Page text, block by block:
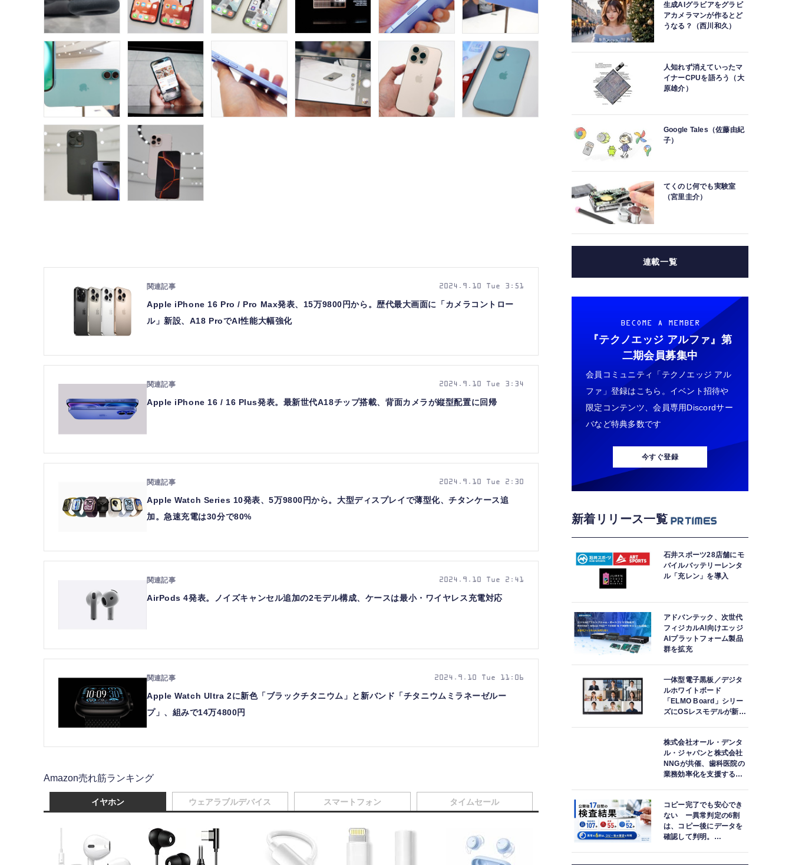
Apple iPhone 16 Pro / Pro Max発表、15万9800円から。歴代最大画面に「カメラコントロー
ル」新設、A18 ProでAI性能大幅強化
2024.9.10 Tue 3:51
Apple iPhone 16 / 16 Plus発表。最新世代A18チップ搭載、背面カメラが縦型配置に回帰
2024.9.10 Tue 3:34
Apple Watch Series 10発表、5万9800円から。大型ディスプレイで薄型化、チタンケース追
加。急速充電は30分で80%
2024.9.10 Tue 2:30
AirPods 4発表。ノイズキャンセル追加の2モデル構成、ケースは最小・ワイヤレス充電対応
2024.9.10 Tue 2:41
Apple Watch Ultra 2に新色「ブラックチタニウム」と新バンド「チタニウムミラネーゼルー
プ」、組みで14万4800円
2024.9.10 Tue 11:06
Amazon売れ筋ランキング
イヤホン ウェアラブルデバイス スマートフォン タイムセール
生成AIグラビアをグラビ
アカメラマンが作るとど
うなる？（西川和久）
人知れず消えていったマ
イナーCPUを語ろう（大
原雄介）
Google Tales（佐藤由紀
子）
てくのじ何でも実験室
（宮里圭介）
連載一覧
BECOME A MEMBER
『テクノエッジ アルファ』 第
二期会員募集中
会員コミュニティ「テクノエッジ アル
ファ」登録はこちら。イベント招待や
限定コンテンツ、会員専用Discordサー
バなど特典多数です
今すぐ登録
新着リリース一覧
石井スポーツ28店舗にモ
バイルバッテリーレンタ
ル「充レン」を導入
アドバンテック、次世代
フィジカルAI向けエッジ
AIプラットフォーム製品
群を拡充
一体型電子黒板／デジタ
ルホワイトボード
「ELMO Board」シリー
ズにOSレスモデルが新登
株式会社オール・デンタ
ル・ジャパンと株式会社
NNGが共催、歯科医院の
業務効率化を支援する院
紹介
コピー完了でも安心でき
ない ー異常判定の6割
は、コピー後にデータを
確認して判明。